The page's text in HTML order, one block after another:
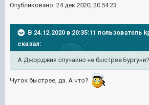
Опубликовано: 24 дек 2020, 20:54:23
В 24.12.2020 в 20:35:11 пользователь
сказал:
А Джорджия случайно не быстрее
Чуток быстрее, да. А что?